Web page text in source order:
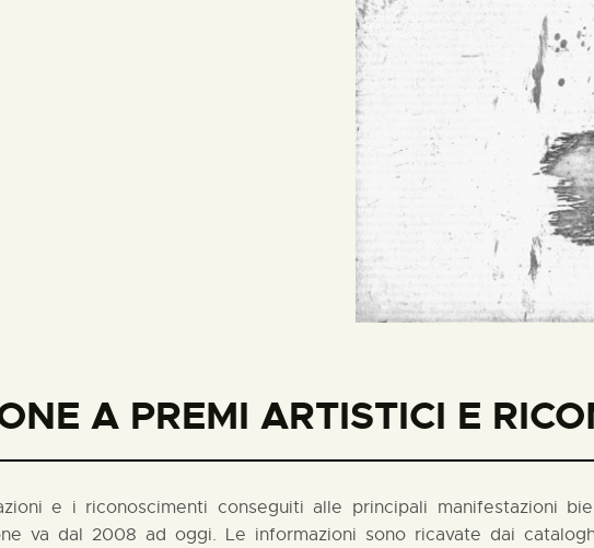
A PREMI ARTISTICI E
e i riconoscimenti conseguiti alle principali manifestazioni
va dal 2008 ad oggi. Le informazioni sono ricavate dai